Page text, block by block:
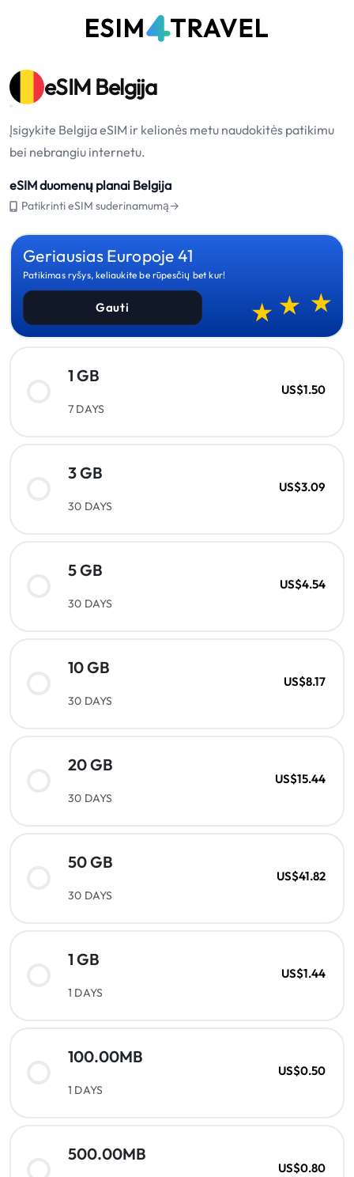
eSIM Belgija
Įsigykite Belgija eSIM ir kelionės metu naudokitės patikimu
bei nebrangiu internetu.
eSIM duomenų planai Belgija
Patikrinti eSIM suderinamumą→
Geriausias Europoje 41
Patikimas ryšys, keliaukite be rūpesčių bet kur!
Gauti
1 GB
7 DAYS
US$1.50
3 GB
30 DAYS
US$3.09
5 GB
30 DAYS
US$4.54
10 GB
30 DAYS
US$8.17
20 GB
30 DAYS
US$15.44
50 GB
30 DAYS
US$41.82
1 GB
1 DAYS
US$1.44
100.00MB
1 DAYS
US$0.50
500.00MB
US$0.80